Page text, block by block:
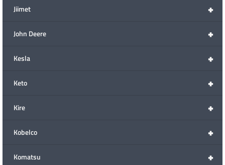
+
Jiimet
+
John Deere
+
Kesla
+
Keto
+
Kire
+
Kobelco
+
Komatsu